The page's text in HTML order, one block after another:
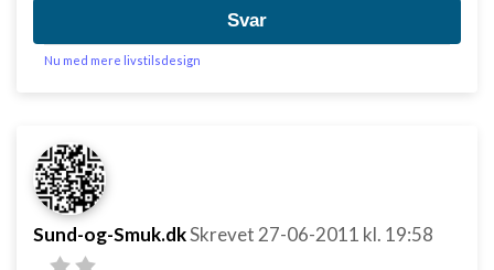
Svar
Nu med mere livstilsdesign
Sund-og-Smuk.dkSkrevet 27-06-2011 kl. 19:58